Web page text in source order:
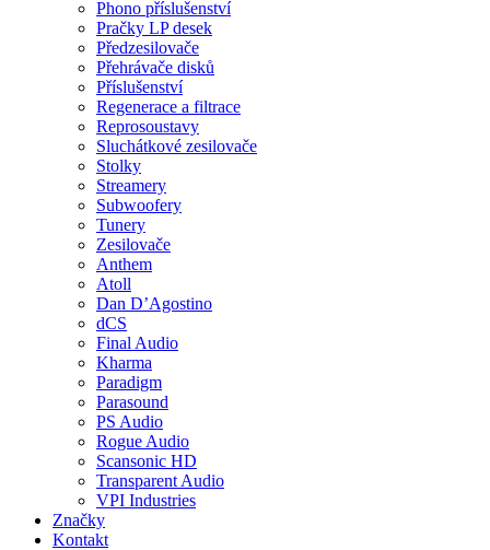
Phono příslušenství
Pračky LP desek
Předzesilovače
Přehrávače disků
Příslušenství
Regenerace a filtrace
Reprosoustavy
Sluchátkové zesilovače
Stolky
Streamery
Subwoofery
Tunery
Zesilovače
Anthem
Atoll
Dan D’Agostino
dCS
Final Audio
Kharma
Paradigm
Parasound
PS Audio
Rogue Audio
Scansonic HD
Transparent Audio
VPI Industries
Značky
Kontakt